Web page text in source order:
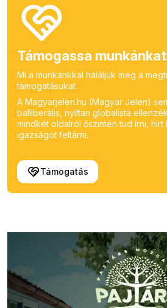
Támogassa
Mi a munkánkkal háláljuk meg a
támogatásukat.
A Magyarjelen.hu (Magyar Jelen)
balliberális, nyíltan globalista
mindkét oldalról őszintén tud írni, hírt
igazságot feltárni.
Támogatás